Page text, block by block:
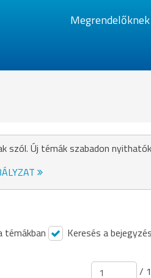
Megrendelőknek
szól. Új témák szabadon
témákban Keresés a
/